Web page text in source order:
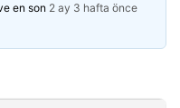
en son 2 ay 3 hafta önce